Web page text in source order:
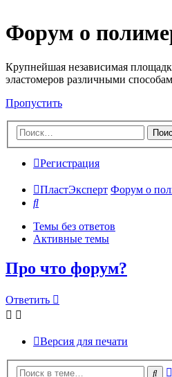
Форум о
Крупнейшая независимая
эластомеров различными
Пропустить
Регистрация
ПластЭксперт Форум о
Поиск
Темы без ответов
Активные темы
Про что форум?
Ответить
Версия для печати